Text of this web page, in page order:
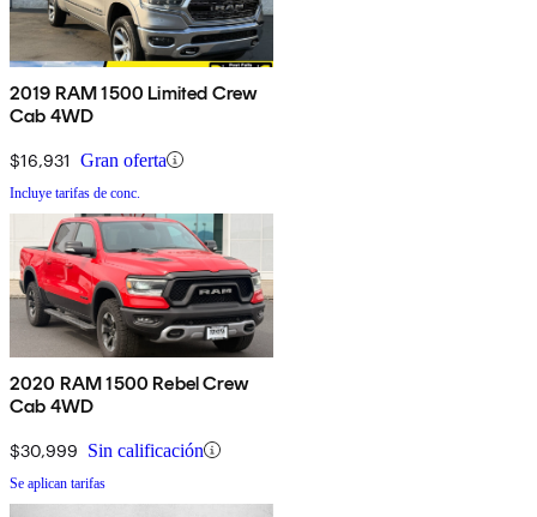
2019 RAM 1500 Limited Crew
Cab 4WD
$16,931 Gran oferta
Incluye tarifas de conc.
2020 RAM 1500 Rebel Crew
Cab 4WD
$30,999 Sin calificación
Se aplican tarifas